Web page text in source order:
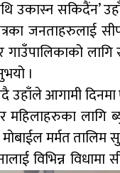
उकास्न सकिदैंन’
जनताहरुलाई
गाउँपालिकाको
।
आगामी दिनमा
लागि
मर्मत तालिम
विभिन्न